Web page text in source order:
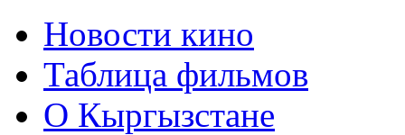
Новости кино
Таблица фильмов
О Кыргызстане